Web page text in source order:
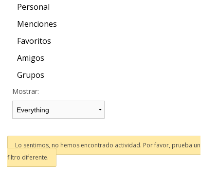
Personal
Menciones
Favoritos
Amigos
Grupos
Mostrar:
Lo sentimos, no hemos encontrado actividad. Por favor, prueba un
filtro diferente.